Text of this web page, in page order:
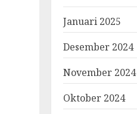
Januari 2025
Desember 2024
November 2024
Oktober 2024